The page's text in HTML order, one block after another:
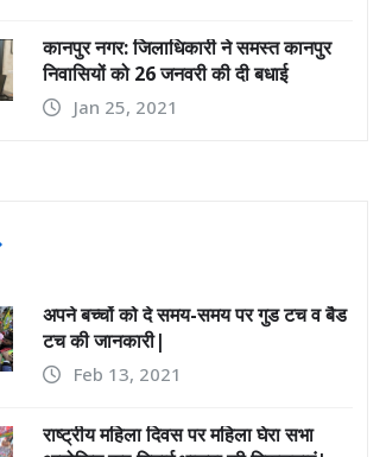
कानपुर नगर: जिलाधिकारी ने समस्त कानपुर
निवासियों को 26 जनवरी की दी बधाई
Jan 25, 2021
अपने बच्चों को दे समय-समय पर गुड टच व बैड
टच की जानकारी|
Feb 13, 2021
राष्ट्रीय महिला दिवस पर महिला घेरा सभा